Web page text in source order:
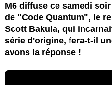
M6 diffuse ce samedi
de "Code Quantum", le
Scott Bakula, qui
série d'origine, fera-t-il
avons la réponse !